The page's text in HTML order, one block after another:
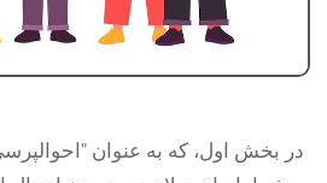
در بخش اول، که به عنوان